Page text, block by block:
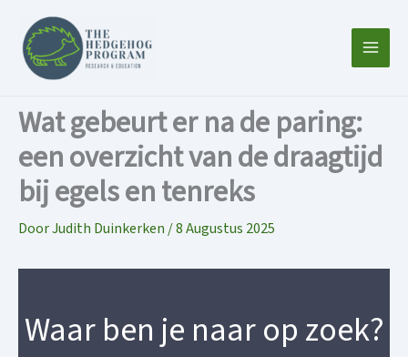
naar
inhoud
Wat gebeurt er na de paring:
een overzicht van de draagtijd
bij egels en tenreks
DoorJudith Duinkerken /8 Augustus 2025
Waar ben je naar op zoek?